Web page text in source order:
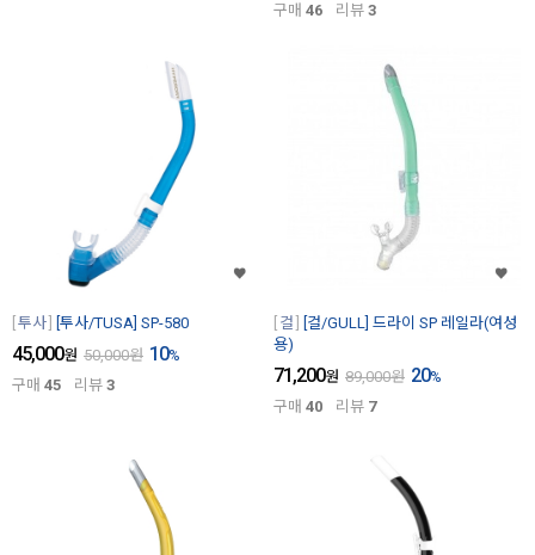
구매 46 리뷰 3
투사 [투사/TUSA] SP-580
45,000원 50,000원 10%
구매 45 리뷰 3
걸
[걸/GULL] 드라이 SP 레일라(여성
용)
71,200원 89,000원 20%
구매 40 리뷰 7